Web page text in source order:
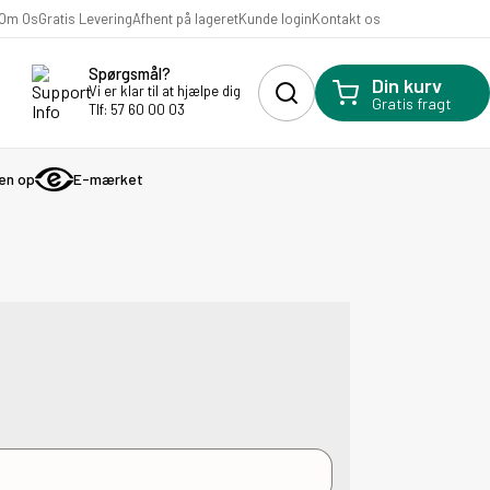
OsGratis LeveringAfhent på lageretKunde loginKontakt os
Spørgsmål?
Vi er klar til at hjælpe dig
Tlf: 57 60 00 03
Din kurv
Gratis fragt
op E-mærket